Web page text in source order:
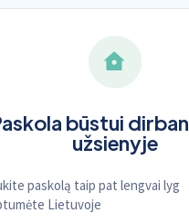
būstui
užsienyje
paskolą taip pat lengvai lyg
Lietuvoje